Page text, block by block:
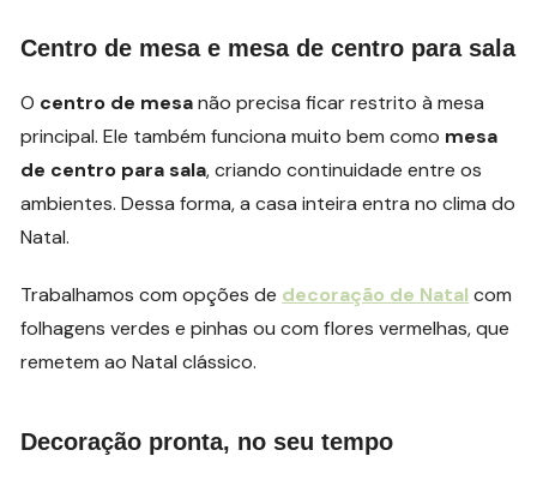
Centro de mesa e mesa de centro para sala
O centro de mesanão precisa ficar restrito à mesa
principal. Ele também funciona muito bem como mesa
de centro para sala, criando continuidade entre os
ambientes. Dessa forma, a casa inteira entra no clima do
Natal.
Trabalhamos com opções de decoração de Natal com
folhagens verdes e pinhas ou com flores vermelhas, que
remetem ao Natal clássico.
Decoração pronta, no seu tempo